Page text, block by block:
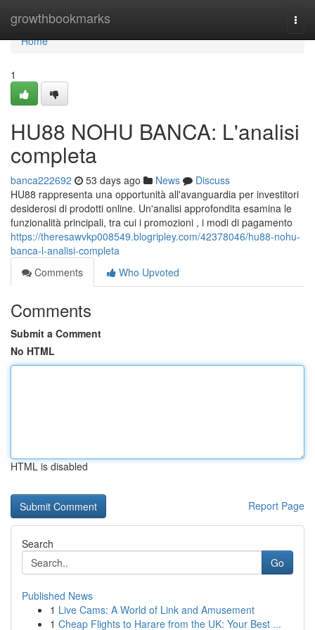
growthbookmarks
Home
Home
1
HU88 NOHU BANCA: L'analisi
completa
banca222692 53 days ago News
Discuss
HU88 rappresenta una opportunità all'avanguardia per investitori
desiderosi di prodotti online. Un'analisi approfondita esamina le
funzionalità principali, tra cui i promozioni , i modi di pagamento
https://theresawvkp008549.blogripley.com/42378046/hu88-nohu-
banca-l-analisi-completa
Comments
Who Upvoted
Comments
Submit a Comment
No HTML
HTML is disabled
Report Page
Search
Go
Published News
1 Live Cams: A World of Link and Amusement
1 Cheap Flights to Harare from the UK: Your Best ...